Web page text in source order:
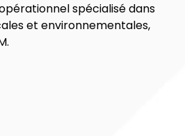
spécialisé dans
et environnementales,